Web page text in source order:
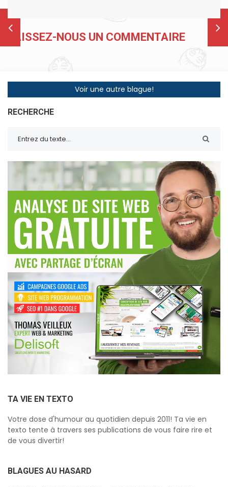
LAISSEZ-NOUS UN COMMENTAIRE
Voir une autre blague!
RECHERCHE
TA VIE EN TEXTO
Votre dose d'humour au quotidien depuis 2011! Ta vie en
texto tente à travers ses publications de vous faire rire et
de vous divertir!
BLAGUES AU HASARD